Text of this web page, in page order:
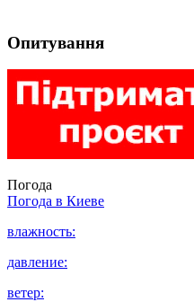
Опитування
Погода
Погода в Киеве
влажность:
давление:
ветер: